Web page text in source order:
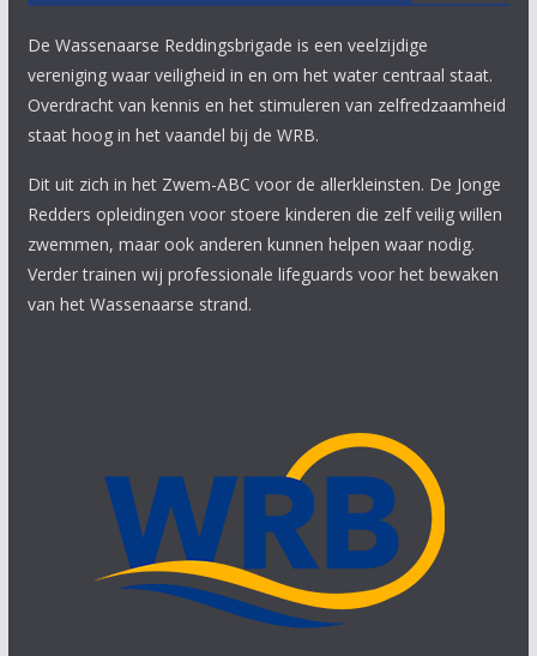
De Wassenaarse Reddingsbrigade is een veelzijdige
vereniging waar veiligheid in en om het water centraal staat.
Overdracht van kennis en het stimuleren van zelfredzaamheid
staat hoog in het vaandel bij de WRB.
Dit uit zich in het Zwem-ABC voor de allerkleinsten. De Jonge
Redders opleidingen voor stoere kinderen die zelf veilig willen
zwemmen, maar ook anderen kunnen helpen waar nodig.
Verder trainen wij professionale lifeguards voor het bewaken
van het Wassenaarse strand.